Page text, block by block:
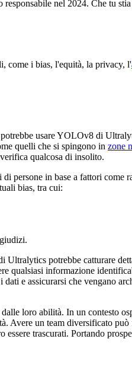
nel 2024. Che tu
come i bias, l'equità, la privacy, l'
usare YOLOv8 di
quelli che si spingono in zone
qualcosa di insolito.
in base a fattori come
bias, tra cui:
potrebbe catturare
qualsiasi informazione
e assicurarsi che vengano
loro abilità. In un contesto
Avere un team diversificato
trascurati. Portando